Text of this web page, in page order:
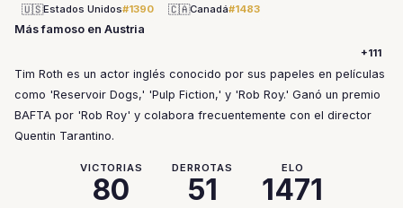
🇺🇸Estados Unidos#1390 🇨🇦Canadá#1483
Más famoso en Austria
+111
Tim Roth es un actor inglés conocido por sus papeles en películas
como 'Reservoir Dogs,' 'Pulp Fiction,' y 'Rob Roy.' Ganó un premio
BAFTA por 'Rob Roy' y colabora frecuentemente con el director
Quentin Tarantino.
VICTORIAS
80
DERROTAS
51
ELO
1471